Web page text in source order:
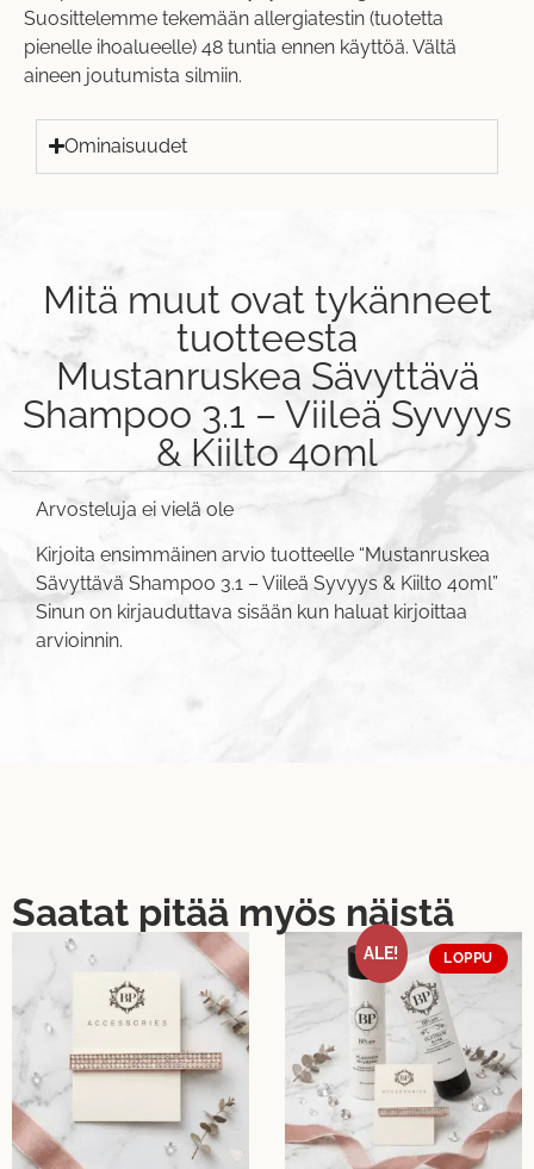
Suosittelemme tekemään allergiatestin (tuotetta
pienelle ihoalueelle) 48 tuntia ennen käyttöä. Vältä
aineen joutumista silmiin.
Ominaisuudet
Mitä muut ovat tykänneet
tuotteesta
Mustanruskea Sävyttävä
Shampoo 3.1 – Viileä Syvyys
& Kiilto 40ml
Arvosteluja ei vielä ole
Kirjoita ensimmäinen arvio tuotteelle “Mustanruskea
Sävyttävä Shampoo 3.1 – Viileä Syvyys & Kiilto 40ml”
Sinun on kirjauduttava sisään kun haluat kirjoittaa
arvioinnin.
Saatat pitää myös näistä
ALE! LOPPU